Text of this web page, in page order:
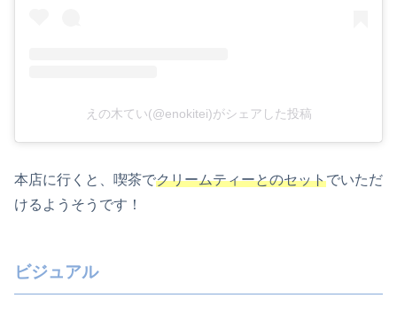
えの木てい(@enokitei)がシェアした投稿
本店に行くと、喫茶でクリームティーとのセットでいただ
けるようそうです！
ビジュアル